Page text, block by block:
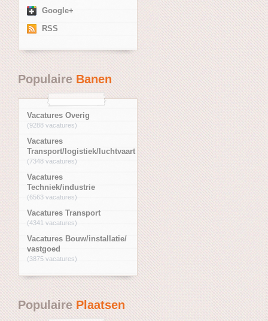
Google+
RSS
PopulaireBanen
Vacatures Overig
(9288 vacatures)
Vacatures
Transport/logistiek/luchtvaart
(7348 vacatures)
Vacatures
Techniek/industrie
(6563 vacatures)
Vacatures Transport
(4341 vacatures)
Vacatures Bouw/installatie/
vastgoed
(3875 vacatures)
PopulairePlaatsen